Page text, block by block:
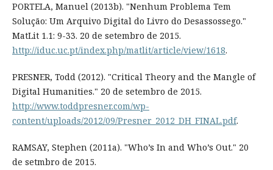
PORTELA, Manuel (2013b). "Nenhum Problema Tem
Solução: Um Arquivo Digital do Livro do Desassossego."
MatLit 1.1: 9-33. 20 de setembro de 2015.
http://iduc.uc.pt/index.php/matlit/article/view/1618.
PRESNER, Todd (2012). "Critical Theory and the Mangle of
Digital Humanities." 20 de setembro de 2015.
http://www.toddpresner.com/wp-
content/uploads/2012/09/Presner_2012_DH_FINAL.pdf.
RAMSAY, Stephen (2011a). "Who’s In and Who’s Out." 20
de setmbro de 2015.